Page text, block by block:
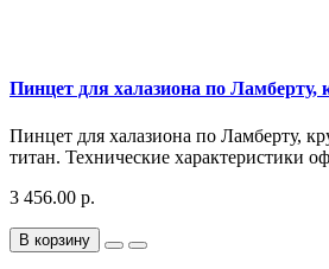
Пинцет для халазиона по Ламберту,
Пинцет для халазиона по Ламберту,
титан. Технические характеристики
3 456.00 р.
В корзину